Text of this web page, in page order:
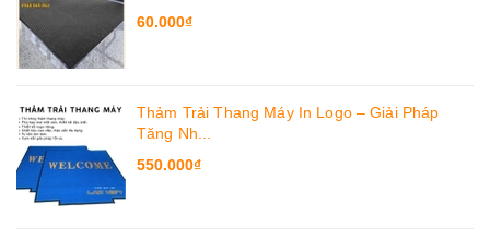
60.000₫
Thảm Trải Thang Máy In Logo – Giải Pháp
Tăng Nh...
550.000₫